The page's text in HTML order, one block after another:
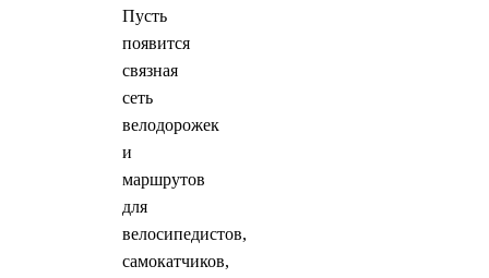
Пусть
появится
связная
сеть
велодорожек
и
маршрутов
для
велосипедистов,
самокатчиков,